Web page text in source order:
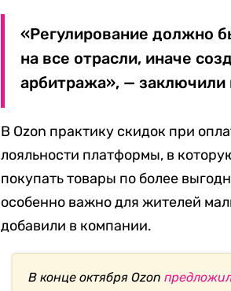
«Регулирование должно
на все отрасли, иначе
арбитража», — заключили
В Ozon практику скидок при
лояльности платформы, в
покупать товары по более
особенно важно для жителей
добавили в компании.
В конце октября Ozon